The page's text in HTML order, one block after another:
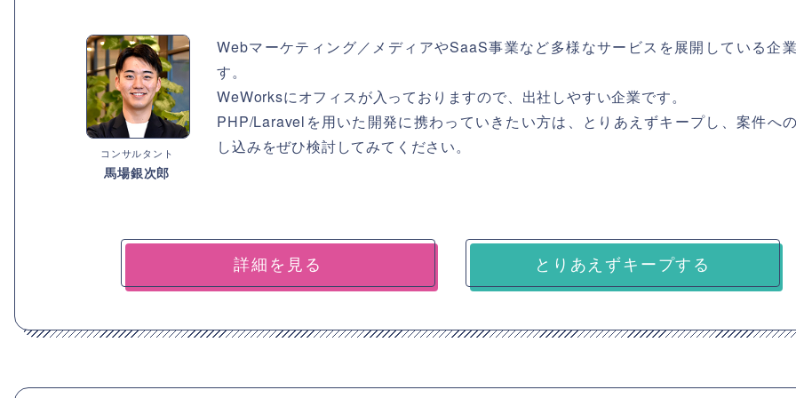
コンサルタント
馬場銀次郎
Webマーケティング／メディアやSaaS事業など多様なサービスを展開している企
す。
WeWorksにオフィスが入っておりますので、出社しやすい企業です。
PHP/Laravelを用いた開発に携わっていきたい方は、とりあえずキープし、案件へ
し込みをぜひ検討してみてください。
詳細を見る とりあえずキープする